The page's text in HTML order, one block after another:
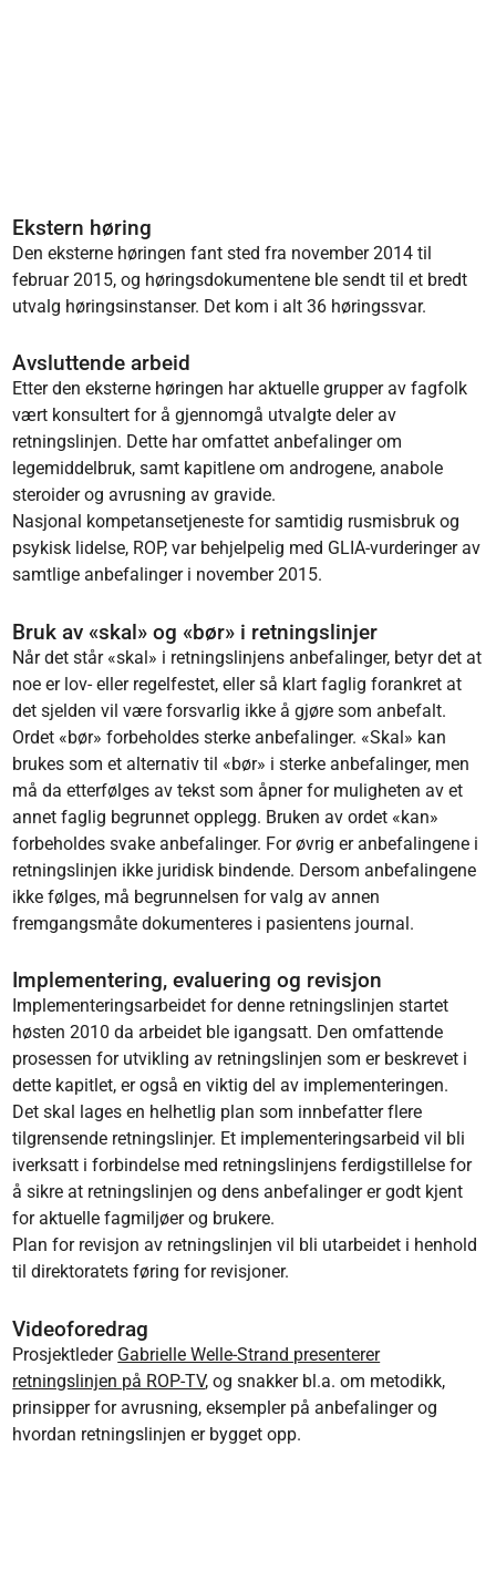
Ekstern høring
Den eksterne høringen fant sted fra november 2014 til
februar 2015, og høringsdokumentene ble sendt til et bredt
utvalg høringsinstanser. Det kom i alt 36 høringssvar.
Avsluttende arbeid
Etter den eksterne høringen har aktuelle grupper av fagfolk
vært konsultert for å gjennomgå utvalgte deler av
retningslinjen. Dette har omfattet anbefalinger om
legemiddelbruk, samt kapitlene om androgene, anabole
steroider og avrusning av gravide.
Nasjonal kompetansetjeneste for samtidig rusmisbruk og
psykisk lidelse, ROP, var behjelpelig med GLIA-vurderinger av
samtlige anbefalinger i november 2015.
Bruk av «skal» og «bør» i retningslinjer
Når det står «skal» i retningslinjens anbefalinger, betyr det at
noe er lov- eller regelfestet, eller så klart faglig forankret at
det sjelden vil være forsvarlig ikke å gjøre som anbefalt.
Ordet «bør» forbeholdes sterke anbefalinger. «Skal» kan
brukes som et alternativ til «bør» i sterke anbefalinger, men
må da etterfølges av tekst som åpner for muligheten av et
annet faglig begrunnet opplegg. Bruken av ordet «kan»
forbeholdes svake anbefalinger. For øvrig er anbefalingene i
retningslinjen ikke juridisk bindende. Dersom anbefalingene
ikke følges, må begrunnelsen for valg av annen
fremgangsmåte dokumenteres i pasientens journal.
Implementering, evaluering og revisjon
Implementeringsarbeidet for denne retningslinjen startet
høsten 2010 da arbeidet ble igangsatt. Den omfattende
prosessen for utvikling av retningslinjen som er beskrevet i
dette kapitlet, er også en viktig del av implementeringen.
Det skal lages en helhetlig plan som innbefatter flere
tilgrensende retningslinjer. Et implementeringsarbeid vil bli
iverksatt i forbindelse med retningslinjens ferdigstillelse for
å sikre at retningslinjen og dens anbefalinger er godt kjent
for aktuelle fagmiljøer og brukere.
Plan for revisjon av retningslinjen vil bli utarbeidet i henhold
til direktoratets føring for revisjoner.
Videoforedrag
Prosjektleder Gabrielle Welle-Strand presenterer
retningslinjen på ROP-TV, og snakker bl.a. om metodikk,
prinsipper for avrusning, eksempler på anbefalinger og
hvordan retningslinjen er bygget opp.